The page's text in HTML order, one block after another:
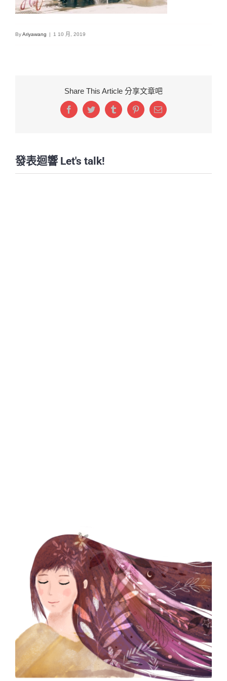
ByAriyawang | 1 10 月, 2019
Share This Article 分享文章吧
FacebookTwitterTumblrPinterestEmail:
發表迴響 Let's talk!